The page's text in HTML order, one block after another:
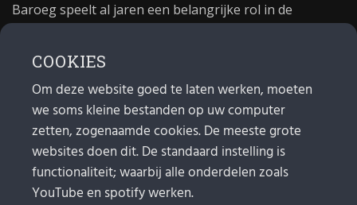
Baroeg speelt al jaren een belangrijke rol in de
poppodium 40 jaar.
MAIL
Algemeen: info@baroeg.nl
Bands & boeking: leon@baroeg.nl
Promotie & publiciteit: francis@baroeg.nl
COOKIES
Om deze website goed te laten werken, moeten
we soms kleine bestanden op uw computer
zetten, zogenaamde cookies. De meeste grote
websites doen dit. De standaard instelling is
functionaliteit; waarbij alle onderdelen zoals
YouTube en spotify werken.